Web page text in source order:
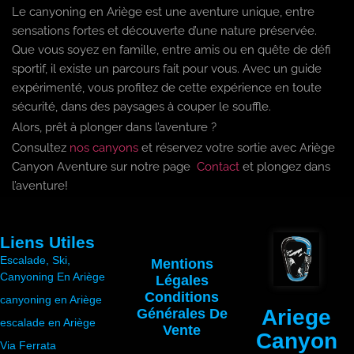
parcours. Ariège Canyon Aventure propose
certaines sorties hivernales sur des canyons
adaptés — renseignez-vous directement selon
la période souhaitée.
Le canyoning en Ariège est une aventure unique, entre
sensations fortes et découverte d’une nature préservée.
Que vous soyez en famille, entre amis ou en quête de défi
sportif, il existe un parcours fait pour vous. Avec un guide
expérimenté, vous profitez de cette expérience en toute
sécurité, dans des paysages à couper le souffle.
Alors, prêt à plonger dans l’aventure ?
Consultez nos canyons et réservez votre sortie avec Ariège
Canyon Aventure sur notre page Contact et plongez dans
l’aventure!
Ariege
Canyon
Liens Utiles
Escalade, Ski,
Canyoning En Ariège
canyoning en Ariège
escalade en Ariège
Via Ferrata
Mentions
Légales
Conditions
Générales De
Vente